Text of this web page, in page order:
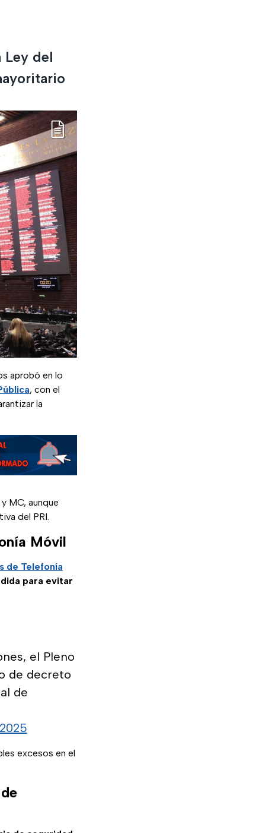
Ley del
aprobó en lo
, con el
la
MC, aunque
del PRI.
Móvil
de Telefonía
para evitar
el Pleno
de decreto
de
excesos en el